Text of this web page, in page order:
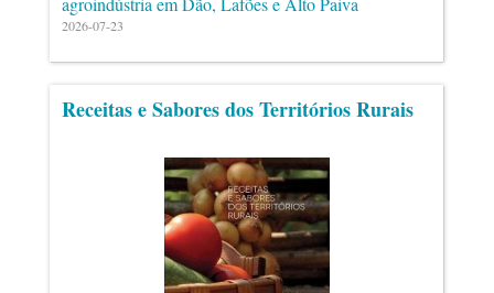
2026-07-23
Receitas e Sabores dos Territórios Rurais